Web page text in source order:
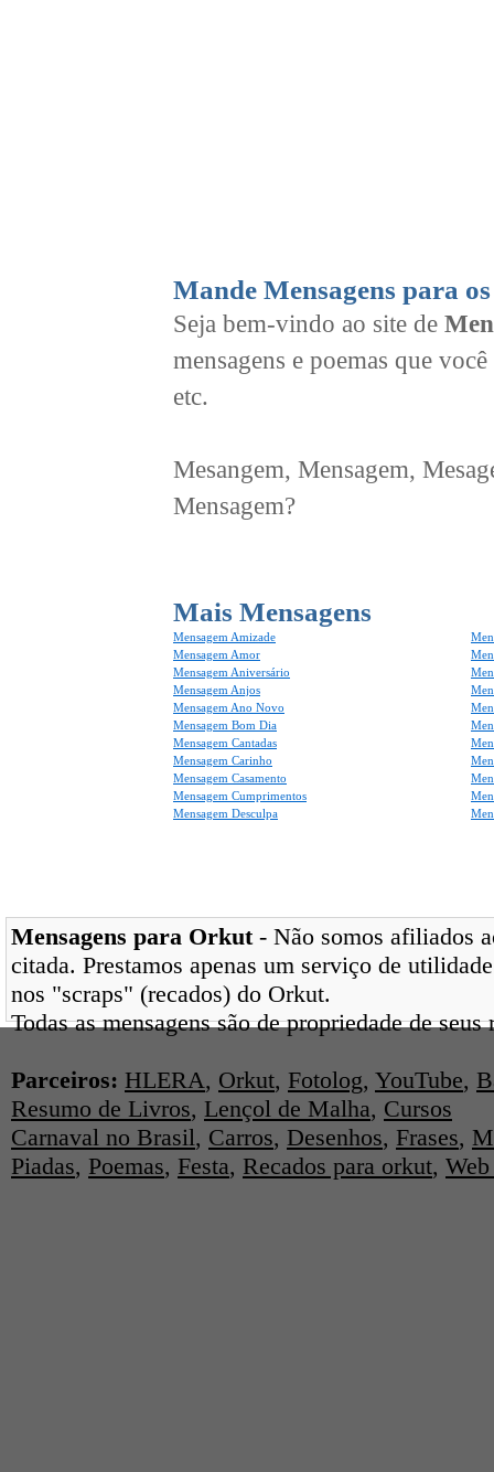
Mande Mensagens para
Seja bem-vindo ao site de
mensagens e poemas que
etc.
Mesangem, Mensagem,
Mensagem?
Mais Mensagens
Mensagem Amizade
Mensagem Amor
Mensagem Aniversário
Mensagem Anjos
Mensagem Ano Novo
Mensagem Bom Dia
Mensagem Cantadas
Mensagem Carinho
Mensagem Casamento
Mensagem Cumprimentos
Mensagem Desculpa
Mensagens para Orkut- Não somos afiliados
citada. Prestamos apenas um serviço de
nos "scraps" (recados) do Orkut.
Todas as mensagens são de propriedade de
Parceiros: HLERA, Orkut, Fotolog, YouTube,
Resumo de Livros, Lençol de Malha, Cursos
Carnaval no Brasil, Carros, Desenhos, Frases,
Piadas, Poemas, Festa, Recados para orkut,